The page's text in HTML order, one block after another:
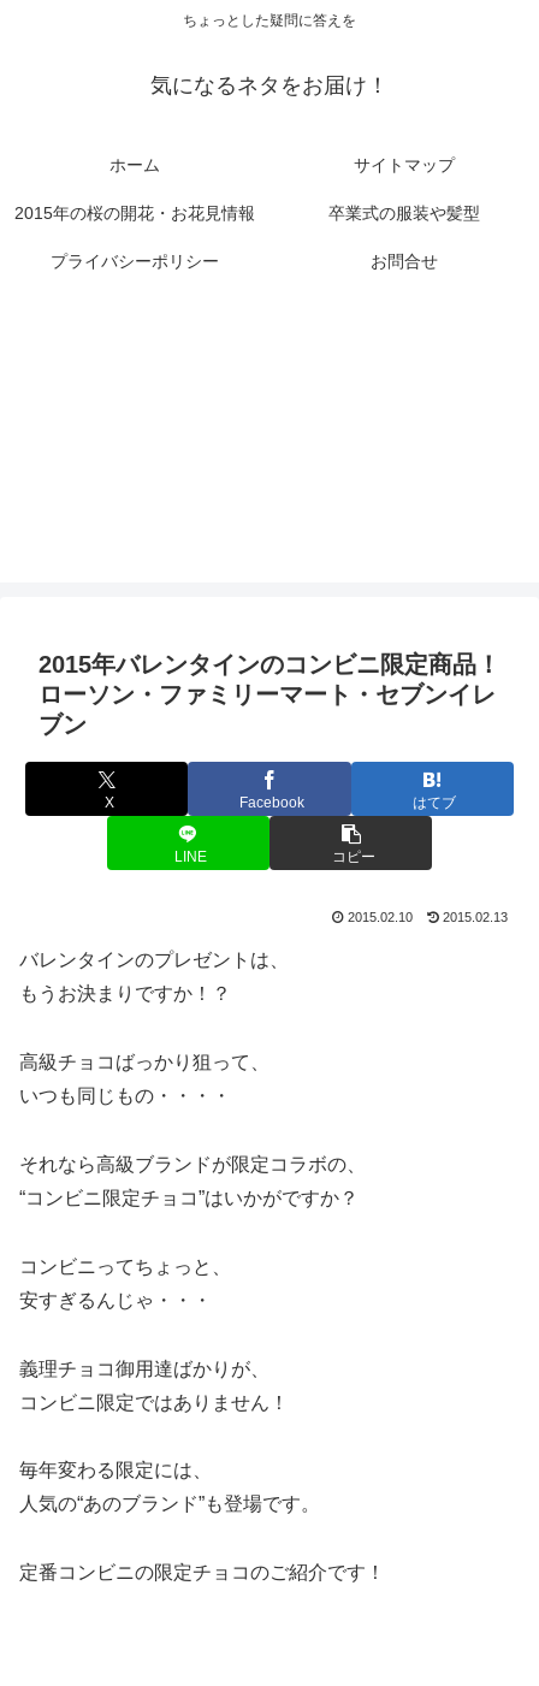
ちょっとした疑問に答えを
気になるネタをお届け！
ホーム サイトマップ
2015年の桜の開花・お花見情報 卒業式の服装や髪型
プライバシーポリシー お問合せ
2015年バレンタインのコンビニ限定商品！
ローソン・ファミリーマート・セブンイレ
ブン
X Facebook はてブ
LINE コピー
2015.02.10 2015.02.13
バレンタインのプレゼントは、
もうお決まりですか！？
高級チョコばっかり狙って、
いつも同じもの・・・・
それなら高級ブランドが限定コラボの、
“コンビニ限定チョコ”はいかがですか？
コンビニってちょっと、
安すぎるんじゃ・・・
義理チョコ御用達ばかりが、
コンビニ限定ではありません！
毎年変わる限定には、
人気の“あのブランド”も登場です。
定番コンビニの限定チョコのご紹介です！